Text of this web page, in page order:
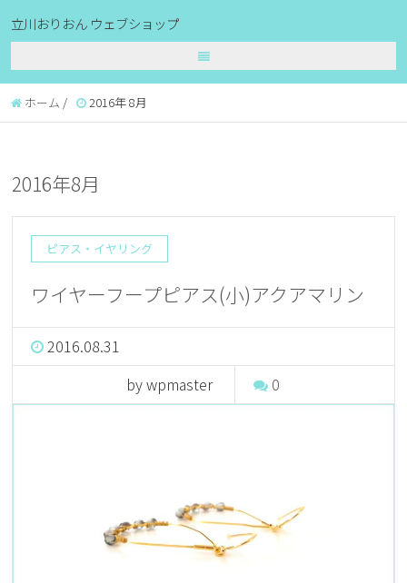
立川おりおん ウェブショップ
ホーム / 2016年 8月
2016年8月
ピアス・イヤリング
ワイヤーフープピアス(小)アクアマリン
2016.08.31
by wpmaster
0